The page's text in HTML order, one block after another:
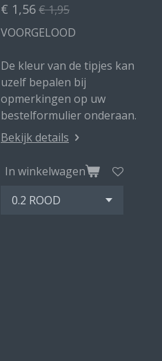
€ 1,56€ 1,95
VOORGELOOD
De kleur van de tipjes kan
uzelf bepalen bij
opmerkingen op uw
bestelformulier onderaan.
Bekijk details
In winkelwagen